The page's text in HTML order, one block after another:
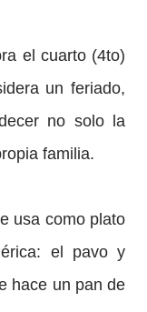
el cuarto (4to)
un feriado,
no solo la
familia.
usa como plato
el pavo y
hace un pan de